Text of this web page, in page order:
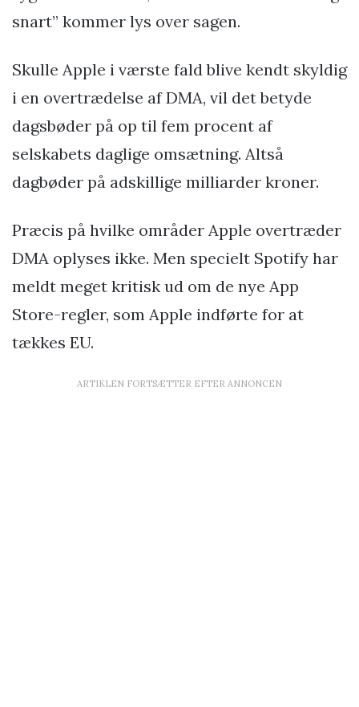
snart” kommer lys over sagen.
Skulle Apple i værste fald blive kendt skyldig
i en overtrædelse af DMA, vil det betyde
dagsbøder på op til fem procent af
selskabets daglige omsætning. Altså
dagbøder på adskillige milliarder kroner.
Præcis på hvilke områder Apple overtræder
DMA oplyses ikke. Men specielt Spotify har
meldt meget kritisk ud om de nye App
Store-regler, som Apple indførte for at
tækkes EU.
ARTIKLEN FORTSÆTTER EFTER ANNONCEN